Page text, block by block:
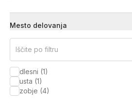
Mesto delovanja
Iščite po filtru
dlesni (1)
usta (1)
zobje (4)